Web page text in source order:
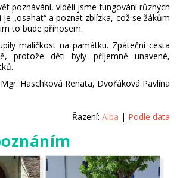
poznávání, viděli jsme fungování různých
je „osahat“ a poznat zblízka, což se žákům
to bude přínosem.
maličkost na památku. Zpáteční cesta
protože děti byly příjemně unavené,
Mgr. Haschková Renata, Dvořáková Pavlína
Řazení: Alba | Podle data